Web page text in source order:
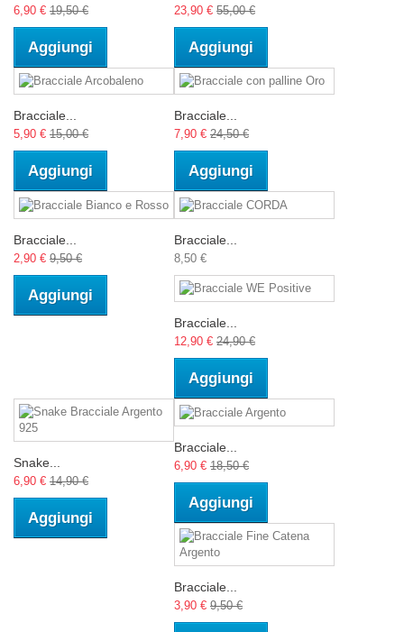
6,90 € 19,50 €
Aggiungi
23,90 € 55,00 €
Aggiungi
Bracciale...
5,90 € 15,00 €
Aggiungi
Bracciale...
7,90 € 24,50 €
Aggiungi
Bracciale...
2,90 € 9,50 €
Aggiungi
Bracciale...
8,50 €
Bracciale...
12,90 € 24,90 €
Aggiungi
Snake...
6,90 € 14,90 €
Aggiungi
Bracciale...
6,90 € 18,50 €
Aggiungi
Bracciale...
3,90 € 9,50 €